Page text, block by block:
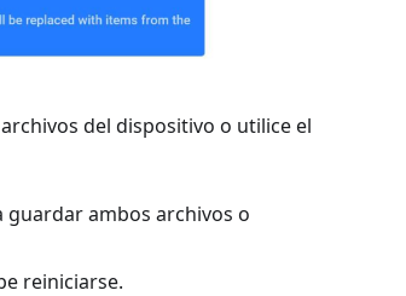
del dispositivo o utilice el
guardar ambos archivos o
reiniciarse.